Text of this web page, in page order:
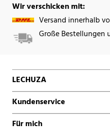
Wir verschicken mit:
Versand innerhalb
Große
LECHUZA
Kundenservice
Für mich